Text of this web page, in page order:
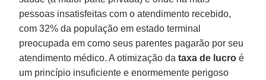
pessoas insatisfeitas com o atendimento recebido,
com 32% da população em estado terminal
preocupada em como seus parentes pagarão por seu
atendimento médico. A otimização dataxa de lucro é
um princípio insuficiente e enormemente perigoso